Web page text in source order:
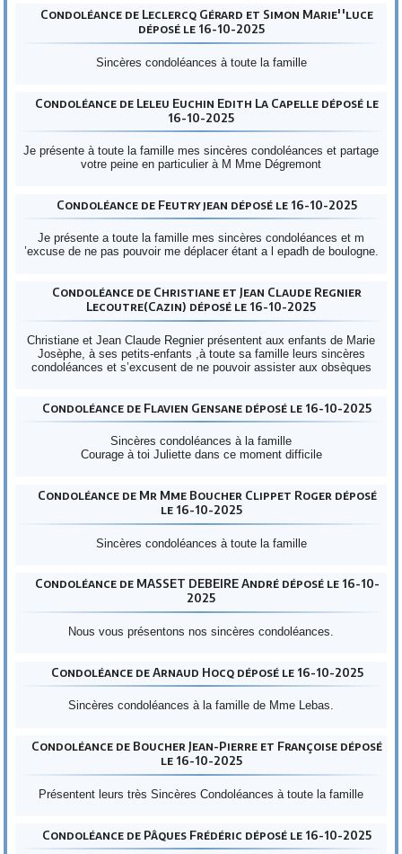
Condoléance de Leclercq Gérard et Simon Marie''luce
déposé le 16-10-2025
Sincères condoléances à toute la famille
Condoléance de Leleu Euchin Edith La Capelle déposé le
16-10-2025
Je présente à toute la famille mes sincères condoléances et partage
votre peine en particulier à M Mme Dégremont
Condoléance de Feutry jean déposé le 16-10-2025
Je présente a toute la famille mes sincères condoléances et m
’excuse de ne pas pouvoir me déplacer étant a l epadh de boulogne.
Condoléance de Christiane et Jean Claude Regnier
Lecoutre(Cazin) déposé le 16-10-2025
Christiane et Jean Claude Regnier présentent aux enfants de Marie
Josèphe, à ses petits-enfants ,à toute sa famille leurs sincères
condoléances et s’excusent de ne pouvoir assister aux obsèques
Condoléance de Flavien Gensane déposé le 16-10-2025
Sincères condoléances à la famille
Courage à toi Juliette dans ce moment difficile
Condoléance de Mr Mme Boucher Clippet Roger déposé
le 16-10-2025
Sincères condoléances à toute la famille
Condoléance de MASSET DEBEIRE André déposé le 16-10-
2025
Nous vous présentons nos sincères condoléances.
Condoléance de Arnaud Hocq déposé le 16-10-2025
Sincères condoléances à la famille de Mme Lebas.
Condoléance de Boucher Jean-Pierre et Françoise déposé
le 16-10-2025
Présentent leurs très Sincères Condoléances à toute la famille
Condoléance de Pâques Frédéric déposé le 16-10-2025